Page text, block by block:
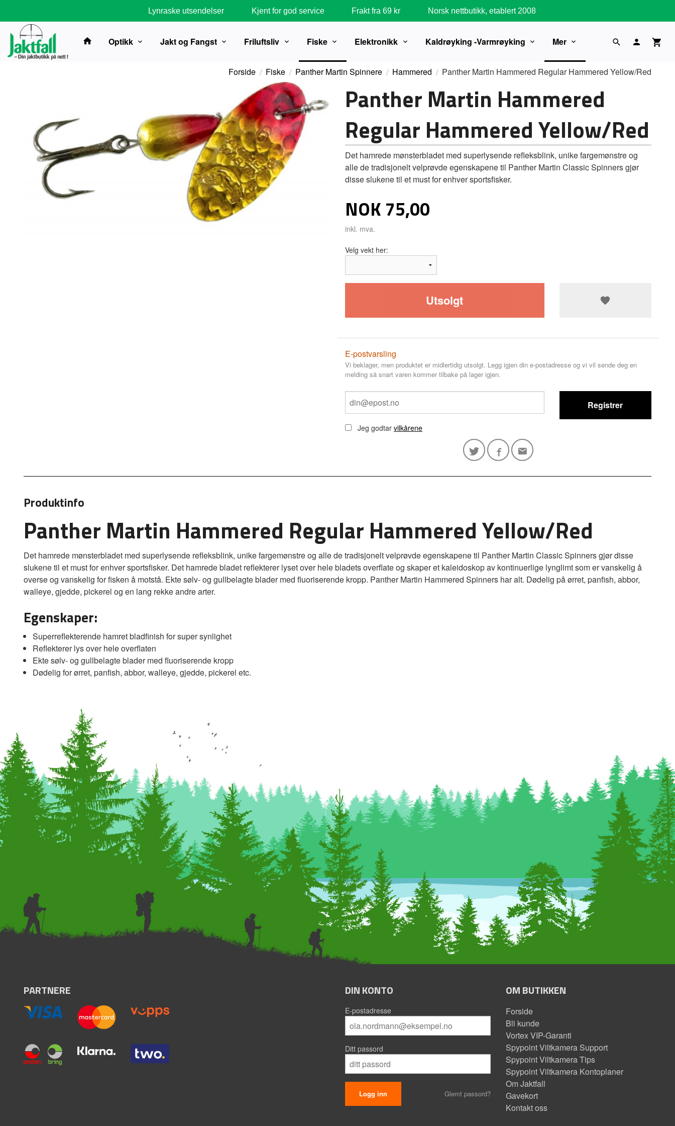
innholdet
Lynraske utsendelser Kjent for god service Frakt fra 69 kr Norsk nettbutikk, etablert 2008
Optikk Jakt og Fangst Friluftsliv Fiske Elektronikk Kaldrøyking -Varmrøyking Mer
Forside Fiske Panther Martin Spinnere Hammered Panther Martin Hammered Regular Hammered Yellow/Red
Panther Martin Hammered
Regular Hammered Yellow/Red
Det hamrede mønsterbladet med superlysende refleksblink, unike fargemønstre og
alle de tradisjonelt velprøvde egenskapene til Panther Martin Classic Spinners gjør
disse slukene til et must for enhver sportsfisker.
Pris
NOK 75,00
inkl. mva.
Velg vekt her:
Utsolgt
E-postvarsling
Vi beklager, men produktet er midlertidig utsolgt. Legg igjen din e-postadresse og vi vil sende deg en
melding så snart varen kommer tilbake på lager igjen.
Jeg godtar vilkårene
Registrer
Produktinfo
Panther Martin Hammered Regular Hammered Yellow/Red
Det hamrede mønsterbladet med superlysende refleksblink, unike fargemønstre og alle de tradisjonelt velprøvde egenskapene til Panther Martin Classic Spinners gjør disse
slukene til et must for enhver sportsfisker. Det hamrede bladet reflekterer lyset over hele bladets overflate og skaper et kaleidoskop av kontinuerlige lynglimt som er vanskelig å
overse og vanskelig for fisken å motstå. Ekte sølv- og gullbelagte blader med fluoriserende kropp. Panther Martin Hammered Spinners har alt. Dødelig på ørret, panfish, abbor,
walleye, gjedde, pickerel og en lang rekke andre arter.
Egenskaper:
Superreflekterende hamret bladfinish for super synlighet
Reflekterer lys over hele overflaten
Ekte sølv- og gullbelagte blader med fluoriserende kropp
Dødelig for ørret, panfish, abbor, walleye, gjedde, pickerel etc.
PARTNERE DIN KONTO
E-postadresse
Ditt passord
Glemt passord?
OM BUTIKKEN
Forside
Bli kunde
Vortex VIP-Garanti
Spypoint Viltkamera Support
Spypoint Viltkamera Tips
Spypoint Viltkamera Kontoplaner
Om Jaktfall
Gavekort
Kontakt oss